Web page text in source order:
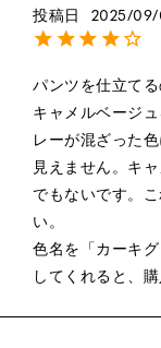
投稿日
2025/
パンツを仕立て
キャメルベージ
レーが混ざった
見えません。キ
でもないです。
い。
色名を「カーキ
してくれると、